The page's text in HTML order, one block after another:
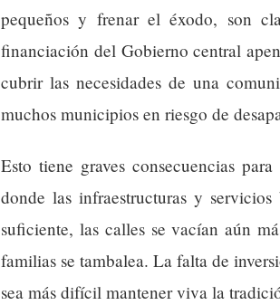
pequeños y frenar el éxodo, son
financiación del Gobierno central
cubrir las necesidades de una
muchos municipios en riesgo de
Esto tiene graves consecuencias
donde las infraestructuras y
suficiente, las calles se vacían aún
familias se tambalea. La falta de
sea más difícil mantener viva la